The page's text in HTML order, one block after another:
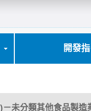
開發
未分類其他食品製造